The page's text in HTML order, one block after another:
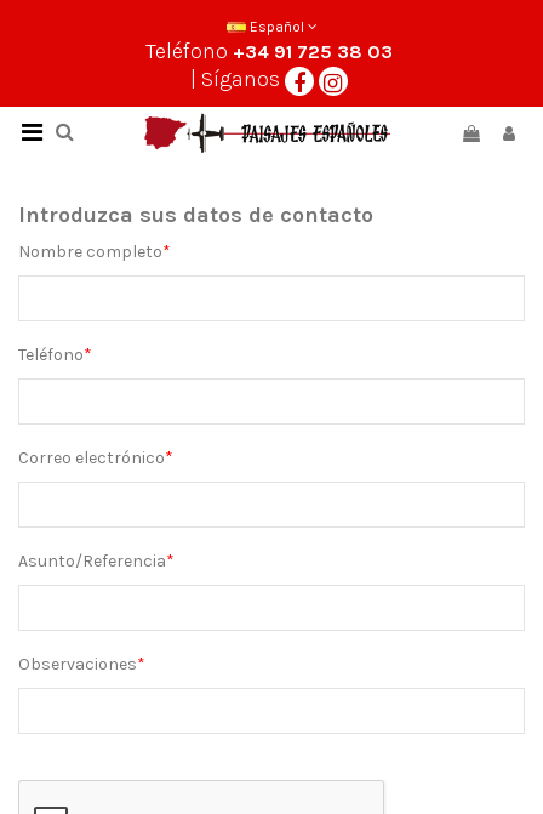
Español
Teléfono +34 91 725 38 03
| Síganos
Introduzca sus datos de contacto
Nombre completo*
Teléfono*
Correo electrónico*
Asunto/Referencia*
Observaciones*